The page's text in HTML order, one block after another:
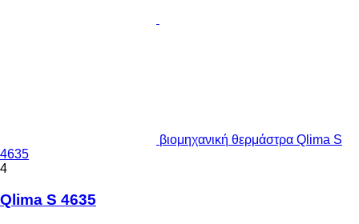
βιομηχανική θερμάστρα Qlima S
4635
4
Qlima S 4635